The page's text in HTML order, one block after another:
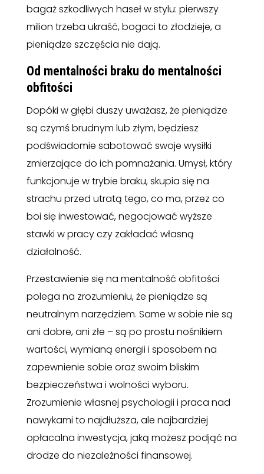
bagaż szkodliwych haseł w stylu: pierwszy
milion trzeba ukraść, bogaci to złodzieje, a
pieniądze szczęścia nie dają.
Od mentalności braku do mentalności
obfitości
Dopóki w głębi duszy uważasz, że pieniądze
są czymś brudnym lub złym, będziesz
podświadomie sabotować swoje wysiłki
zmierzające do ich pomnażania. Umysł, który
funkcjonuje w trybie braku, skupia się na
strachu przed utratą tego, co ma, przez co
boi się inwestować, negocjować wyższe
stawki w pracy czy zakładać własną
działalność.
Przestawienie się na mentalność obfitości
polega na zrozumieniu, że pieniądze są
neutralnym narzędziem. Same w sobie nie są
ani dobre, ani złe – są po prostu nośnikiem
wartości, wymianą energii i sposobem na
zapewnienie sobie oraz swoim bliskim
bezpieczeństwa i wolności wyboru.
Zrozumienie własnej psychologii i praca nad
nawykami to najdłuższa, ale najbardziej
opłacalna inwestycja, jaką możesz podjąć na
drodze do niezależności finansowej.